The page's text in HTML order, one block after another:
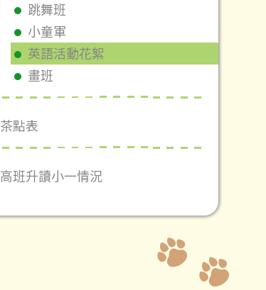
跳舞班
小童軍
英語活動花絮
畫班
茶點表
高班升讀小一情況